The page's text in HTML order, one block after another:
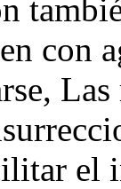
con
el